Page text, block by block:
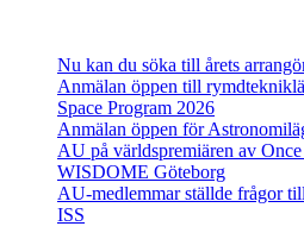
Nu kan du söka till årets
Anmälan öppen till
Space Program 2026
Anmälan öppen för
AU på världspremiären av
WISDOME Göteborg
AU-medlemmar ställde frågor
ISS